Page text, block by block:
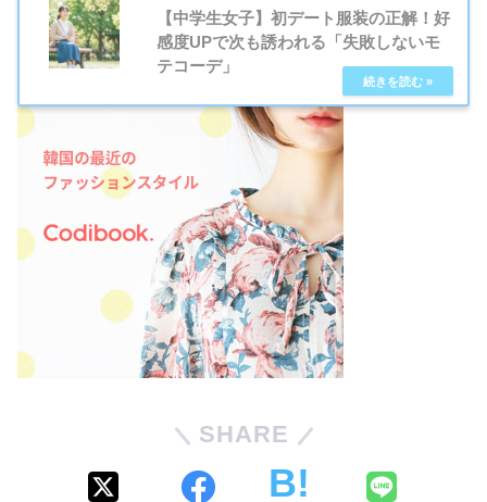
【中学生女子】初デート服装の正解！好
感度UPで次も誘われる「失敗しないモ
テコーデ」
SHARE